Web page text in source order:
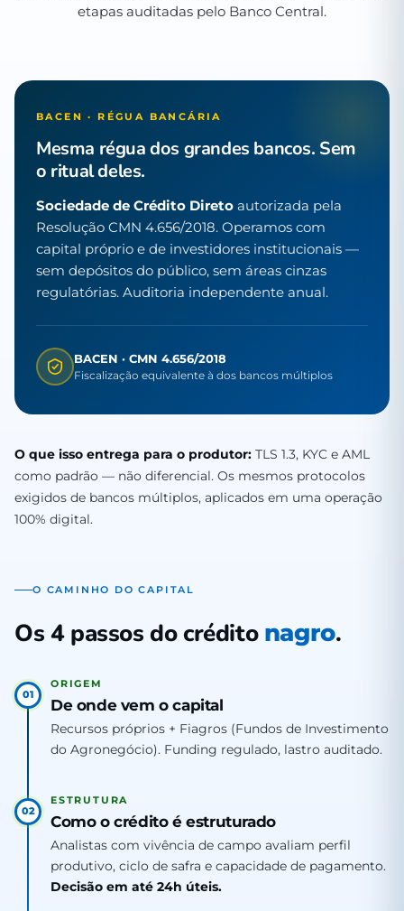
etapas auditadas pelo Banco Central.
BACEN · RÉGUA BANCÁRIA
Mesma régua dos grandes bancos. Sem
o ritual deles.
Sociedade de Crédito Direto autorizada pela
Resolução CMN 4.656/2018. Operamos com
capital próprio e de investidores institucionais —
sem depósitos do público, sem áreas cinzas
regulatórias. Auditoria independente anual.
BACEN · CMN 4.656/2018
Fiscalização equivalente à dos bancos múltiplos
O que isso entrega para o produtor: TLS 1.3, KYC e AML
como padrão — não diferencial. Os mesmos protocolos
exigidos de bancos múltiplos, aplicados em uma operação
100% digital.
O CAMINHO DO CAPITAL
Os 4 passos do crédito nagro.
01
ORIGEM
De onde vem o capital
Recursos próprios + Fiagros (Fundos de Investimento
do Agronegócio). Funding regulado, lastro auditado.
02
ESTRUTURA
Como o crédito é estruturado
Analistas com vivência de campo avaliam perfil
produtivo, ciclo de safra e capacidade de pagamento.
Decisão em até 24h úteis.